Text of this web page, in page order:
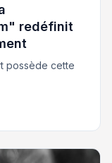
redéfinit
possède cette